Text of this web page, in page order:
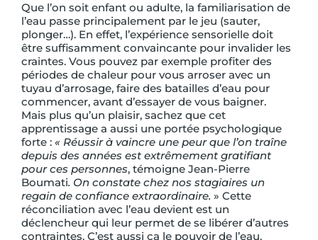
Que l’on soit enfant ou adulte, la familiarisation de
l’eau passe principalement par le jeu (sauter,
plonger…). En effet, l’expérience sensorielle doit
être suffisamment convaincante pour invalider les
craintes. Vous pouvez par exemple profiter des
périodes de chaleur pour vous arroser avec un
tuyau d’arrosage, faire des batailles d’eau pour
commencer, avant d’essayer de vous baigner.
Mais plus qu’un plaisir, sachez que cet
apprentissage a aussi une portée psychologique
forte : « Réussir à vaincre une peur que l’on traîne
depuis des années est extrêmement gratifiant
pour ces personnes, témoigne Jean-Pierre
Boumati. On constate chez nos stagiaires un
regain de confiance extraordinaire. » Cette
réconciliation avec l’eau devient est un
déclencheur qui leur permet de se libérer d’autres
contraintes. C’est aussi ça le pouvoir de l’eau.